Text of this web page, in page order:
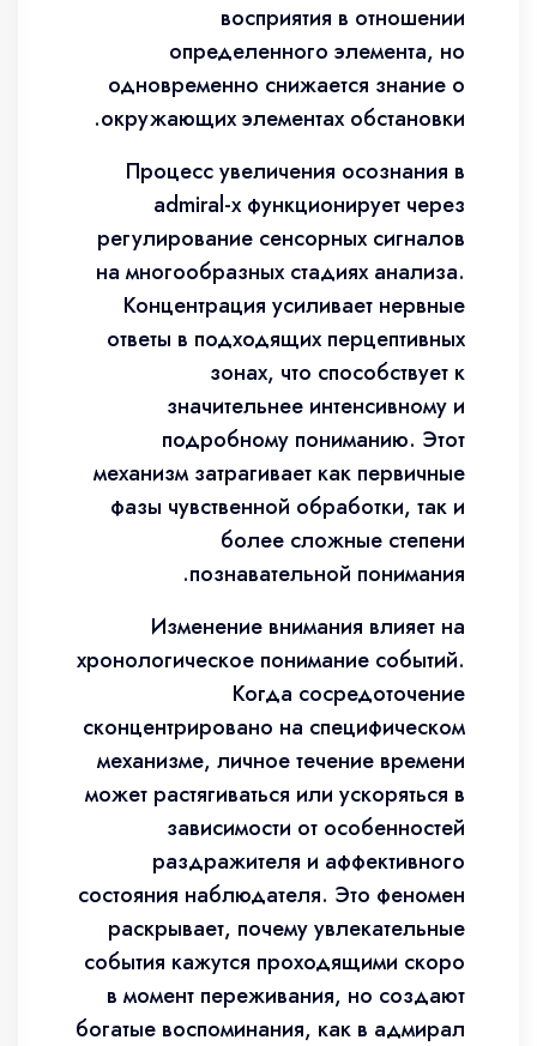
восприятия в отношении
определенного элемента, но
одновременно снижается знание о
окружающих элементах обстановки.
Процесс увеличения осознания в
admiral-x функционирует через
регулирование сенсорных сигналов
на многообразных стадиях анализа.
Концентрация усиливает нервные
ответы в подходящих перцептивных
зонах, что способствует к
значительнее интенсивному и
подробному пониманию. Этот
механизм затрагивает как первичные
фазы чувственной обработки, так и
более сложные степени
познавательной понимания.
Изменение внимания влияет на
хронологическое понимание событий.
Когда сосредоточение
сконцентрировано на специфическом
механизме, личное течение времени
может растягиваться или ускоряться в
зависимости от особенностей
раздражителя и аффективного
состояния наблюдателя. Это феномен
раскрывает, почему увлекательные
события кажутся проходящими скоро
в момент переживания, но создают
богатые воспоминания, как в адмирал